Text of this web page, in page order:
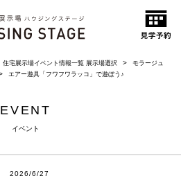
住宅展示場イベント情報一覧 展示場選択
モラージュ
エアー遊具「フワフワラッコ」で遊ぼう♪
EVENT
イベント
2026/6/27